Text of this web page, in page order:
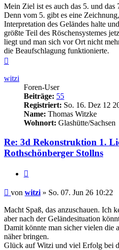
Mein Ziel ist es auch das 5. und
Denn vom 5. gibt es eine
Interpretation des Geländes halte
größte Teil des Röschensystemes
liegt und man sich vor Ort nicht
die Beaufschlagung funktionierte.
witzi
Foren-User
Beiträge: 55
Registriert: So. 16. Dez 12
Name: Thomas Witzke
Wohnort: Glashütte/Sachsen
Re: 3d Rekonstruktion 1.
Rothschönberger Stollns
Beitrag
von witzi » So. 07. Jun 26 10:22
Macht Spaß, das anzuschauen. Ich
aber nach der Geländesituation
Damit könnte man sicher vielen die
näher bringen.
Glück auf Witzi und viel Erfolg bei